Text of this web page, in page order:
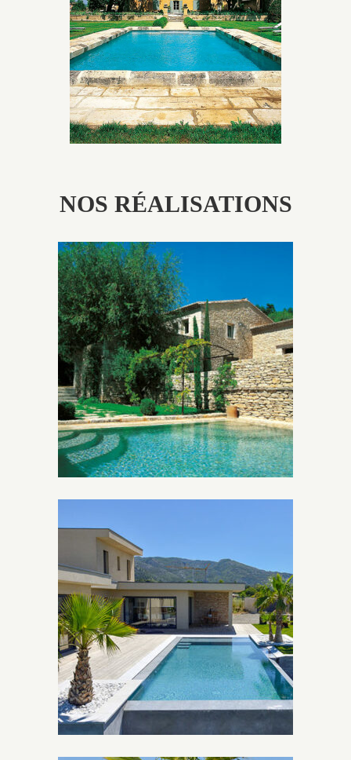
utilisés pour garder un aspect ancien, retrouver une
patine naturelle ou créer un ornement de pierres de
taille.
NOS RÉALISATIONS